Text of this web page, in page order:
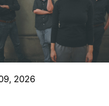
2026